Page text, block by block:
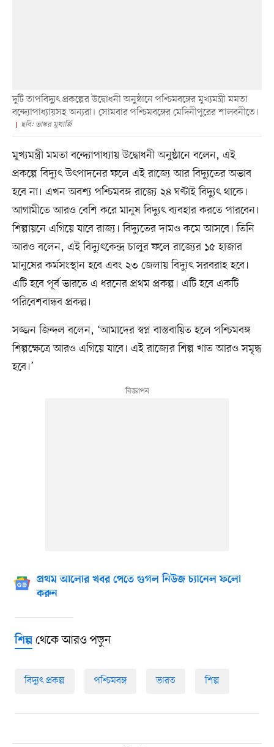
দুটি তাপবিদ্যুৎ প্রকল্পের উদ্বোধনী অনুষ্ঠানে পশ্চিমবঙ্গের মুখ্যমন্ত্রী মমতা
বন্দ্যোপাধ্যায়সহ অন্যরা। সোমবার পশ্চিমবঙ্গের মেদিনীপুরের শালবনীতে।
ছবি: ভাস্কর মুখার্জি
মুখ্যমন্ত্রী মমতা বন্দ্যোপাধ্যায় উদ্বোধনী অনুষ্ঠানে বলেন, এই
প্রকল্পে বিদ্যুৎ উৎপাদনের ফলে এই রাজ্যে আর বিদ্যুতের অভাব
হবে না। এখন অবশ্য পশ্চিমবঙ্গ রাজ্যে ২৪ ঘণ্টাই বিদ্যুৎ থাকে।
আগামীতে আরও বেশি করে মানুষ বিদ্যুৎ ব্যবহার করতে পারবেন।
শিল্পায়নে এগিয়ে যাবে রাজ্য। বিদ্যুতের দামও কমে আসবে। তিনি
আরও বলেন, এই বিদ্যুৎকেন্দ্র চালুর ফলে রাজ্যের ১৫ হাজার
মানুষের কর্মসংস্থান হবে এবং ২৩ জেলায় বিদ্যুৎ সরবরাহ হবে।
এটি হবে পূর্ব ভারতে এ ধরনের প্রথম প্রকল্প। এটি হবে একটি
পরিবেশবান্ধব প্রকল্প।
সজ্জন জিন্দল বলেন, ‘আমাদের স্বপ্ন বাস্তবায়িত হলে পশ্চিমবঙ্গ
শিল্পক্ষেত্রে আরও এগিয়ে যাবে। এই রাজ্যের শিল্প খাত আরও সমৃদ্ধ
হবে।’
প্রথম আলোর খবর পেতে গুগল নিউজ চ্যানেল ফলো
করুন
শিল্পথেকে আরও পড়ুন
বিদ্যুৎ প্রকল্প পশ্চিমবঙ্গ ভারত শিল্প